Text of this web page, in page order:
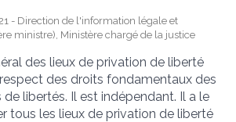
- Direction de l'information légale et
ministre), Ministère chargé de la justice
des lieux de privation de liberté
des droits fondamentaux des
libertés. Il est indépendant. Il a le
tous les lieux de privation de liberté